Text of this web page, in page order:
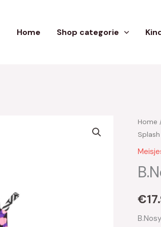
Home Shop categorie
Home
€